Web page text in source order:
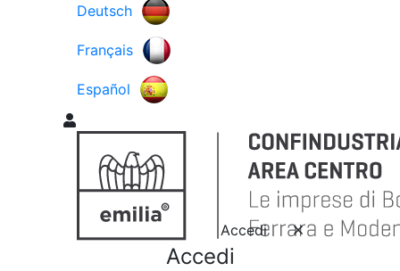
Deutsch
Français
Español
Accedi
Accedi